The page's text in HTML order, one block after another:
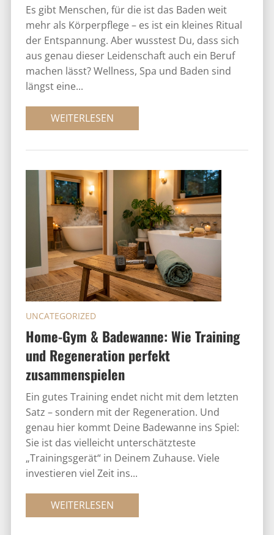
Es gibt Menschen, für die ist das Baden weit
mehr als Körperpflege – es ist ein kleines Ritual
der Entspannung. Aber wusstest Du, dass sich
aus genau dieser Leidenschaft auch ein Beruf
machen lässt? Wellness, Spa und Baden sind
längst eine...
WEITERLESEN
Home-Gym & Badewanne: Wie Training
und Regeneration perfekt
zusammenspielen
UNCATEGORIZED
Ein gutes Training endet nicht mit dem letzten
Satz – sondern mit der Regeneration. Und
genau hier kommt Deine Badewanne ins Spiel:
Sie ist das vielleicht unterschätzteste
„Trainingsgerät“ in Deinem Zuhause. Viele
investieren viel Zeit ins...
WEITERLESEN